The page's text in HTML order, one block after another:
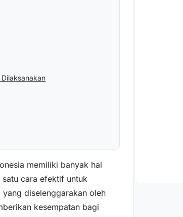
memiliki banyak hal
cara efektif untuk
diselenggarakan oleh
kesempatan bagi